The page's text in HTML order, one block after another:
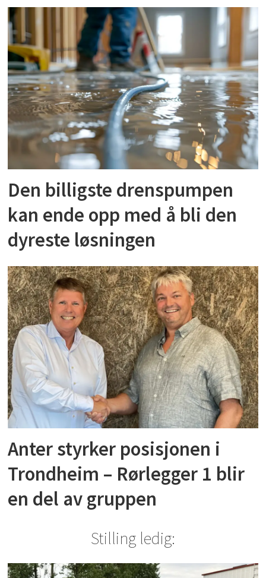
Den billigste drenspumpen
kan ende opp med å bli den
dyreste løsningen
Anter styrker posisjonen i
Trondheim – Rørlegger 1 blir
en del av gruppen
Stilling ledig: